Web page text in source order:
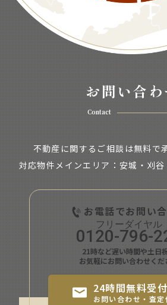
お問い合わ
Contact
不動産に関するご相談は無料で
対応物件メインエリア：安城・刈谷
お電話でお問い
0120-796-
21時など遅い時間や土日
お気軽にお問い合わせくだ
24時間無料受
お問い合わせ・査定